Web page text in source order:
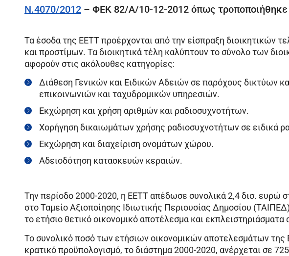
Ν.4070/2012 – ΦΕΚ 82/Α/10-12-2012 όπως τροποποιήθηκε
Τα έσοδα της ΕΕΤΤ προέρχονται από την είσπραξη διοικητικών
και προστίμων. Τα διοικητικά τέλη καλύπτουν το σύνολο των
αφορούν στις ακόλουθες κατηγορίες:
Διάθεση Γενικών και Ειδικών Αδειών σε παρόχους δικτύων
επικοινωνιών και ταχυδρομικών υπηρεσιών.
Εκχώρηση και χρήση αριθμών και ραδιοσυχνοτήτων.
Χορήγηση δικαιωμάτων χρήσης ραδιοσυχνοτήτων σε ειδικά
Εκχώρηση και διαχείριση ονομάτων χώρου.
Αδειοδότηση κατασκευών κεραιών.
Την περίοδο 2000-2020, η ΕΕΤΤ απέδωσε συνολικά 2,4 δισ. ευρώ
στο Ταμείο Αξιοποίησης Ιδιωτικής Περιουσίας Δημοσίου
το ετήσιο θετικό οικονομικό αποτέλεσμα και εκπλειστηριάσματα
Το συνολικό ποσό των ετήσιων οικονομικών αποτελεσμάτων
κρατικό προϋπολογισμό, το διάστημα 2000-2020, ανέρχεται σε